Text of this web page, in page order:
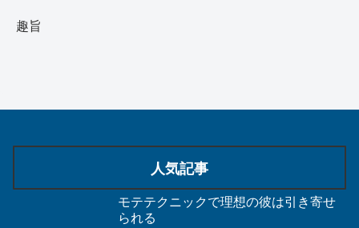
趣旨
人気記事
モテテクニックで理想の彼は引き寄せ
られる